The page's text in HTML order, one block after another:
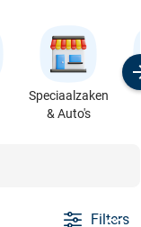
Speciaalzaken
& Auto's
Filters